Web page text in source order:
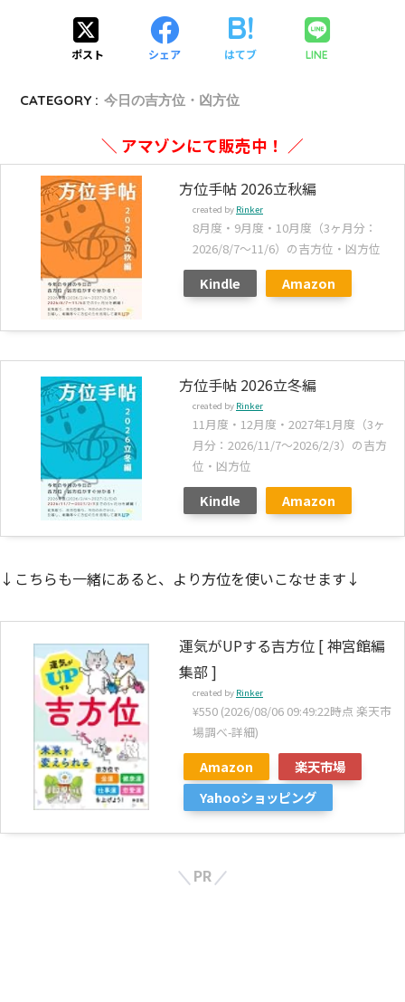
ポスト シェア はてブ LINE
CATEGORY : 今日の吉方位・凶方位
＼ アマゾンにて販売中！ ／
方位手帖 2026立秋編
created by Rinker
8月度・9月度・10月度（3ヶ月分：
2026/8/7～11/6）の吉方位・凶方位
Kindle Amazon
方位手帖 2026立冬編
created by Rinker
11月度・12月度・2027年1月度（3ヶ
月分：2026/11/7～2026/2/3）の吉方
位・凶方位
Kindle Amazon
↓こちらも一緒にあると、より方位を使いこなせます↓
運気がUPする吉方位 [ 神宮館編
集部 ]
created by Rinker
¥550 (2026/08/06 09:49:22時点 楽天市
場調べ-詳細)
Amazon
楽天市場
Yahooショッピング
PR